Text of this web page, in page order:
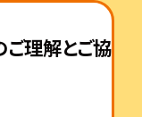
理解とご協